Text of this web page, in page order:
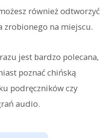
również odtworzyć
zrobionego na miejscu.
jest bardzo polecana,
poznać chińską
podręczników czy
audio.